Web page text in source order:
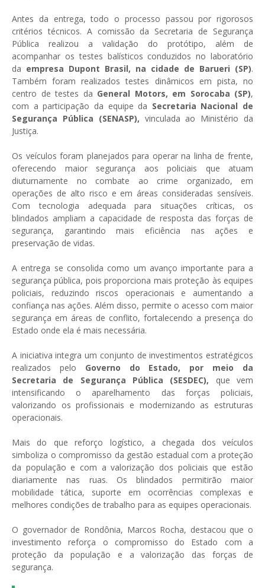
Antes da entrega, todo o processo passou por rigorosos
critérios técnicos. A comissão da Secretaria de Segurança
Pública realizou a validação do protótipo, além de
acompanhar os testes balísticos conduzidos no laboratório
da empresa Dupont Brasil, na cidade de Barueri (SP).
Também foram realizados testes dinâmicos em pista, no
centro de testes da General Motors, em Sorocaba (SP),
com a participação da equipe da Secretaria Nacional de
Segurança Pública (SENASP), vinculada ao Ministério da
Justiça.
Os veículos foram planejados para operar na linha de frente,
oferecendo maior segurança aos policiais que atuam
diuturnamente no combate ao crime organizado, em
operações de alto risco e em áreas consideradas sensíveis.
Com tecnologia adequada para situações críticas, os
blindados ampliam a capacidade de resposta das forças de
segurança, garantindo mais eficiência nas ações e
preservação de vidas.
A entrega se consolida como um avanço importante para a
segurança pública, pois proporciona mais proteção às equipes
policiais, reduzindo riscos operacionais e aumentando a
confiança nas ações. Além disso, permite o acesso com maior
segurança em áreas de conflito, fortalecendo a presença do
Estado onde ela é mais necessária.
A iniciativa integra um conjunto de investimentos estratégicos
realizados pelo Governo do Estado, por meio da
Secretaria de Segurança Pública (SESDEC), que vem
intensificando o aparelhamento das forças policiais,
valorizando os profissionais e modernizando as estruturas
operacionais.
Mais do que reforço logístico, a chegada dos veículos
simboliza o compromisso da gestão estadual com a proteção
da população e com a valorização dos policiais que estão
diariamente nas ruas. Os blindados permitirão maior
mobilidade tática, suporte em ocorrências complexas e
melhores condições de trabalho para as equipes operacionais.
O governador de Rondônia, Marcos Rocha, destacou que o
investimento reforça o compromisso do Estado com a
proteção da população e a valorização das forças de
segurança.